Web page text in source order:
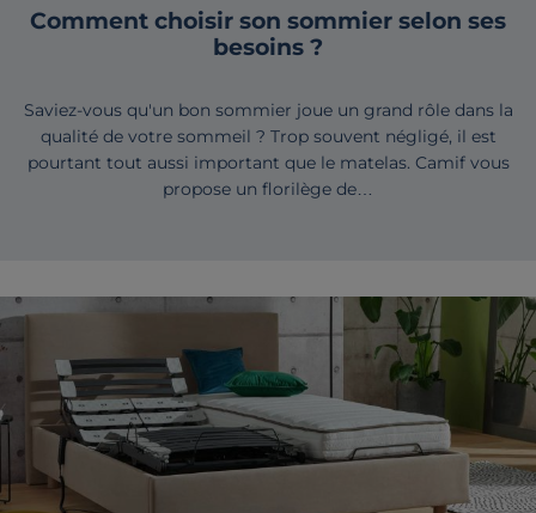
Comment choisir son sommier selon ses
besoins ?
Saviez-vous qu'un bon sommier joue un grand rôle dans la
qualité de votre sommeil ? Trop souvent négligé, il est
pourtant tout aussi important que le matelas. Camif vous
propose un florilège de…